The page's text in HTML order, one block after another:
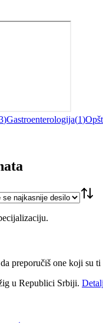
)Gastroenterologija(1)
preporučiš one koji su
u Republici Srbiji.